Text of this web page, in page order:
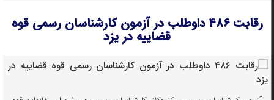
رقابت ۴۸۶ داوطلب در آزمون کارشناسان رسمی قوه
قضاییه در یزد